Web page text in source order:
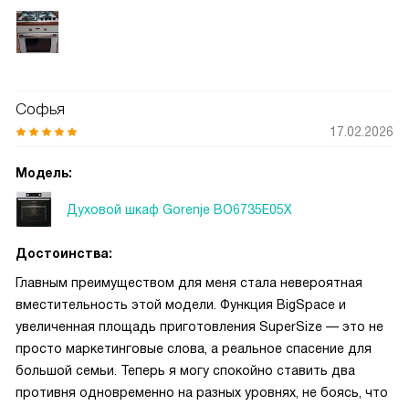
Софья
17.02.2026
Модель:
Духовой шкаф Gorenje BO6735E05X
Достоинства:
Главным преимуществом для меня стала невероятная
вместительность этой модели. Функция BigSpace и
увеличенная площадь приготовления SuperSize — это не
просто маркетинговые слова, а реальное спасение для
большой семьи. Теперь я могу спокойно ставить два
противня одновременно на разных уровнях, не боясь, что